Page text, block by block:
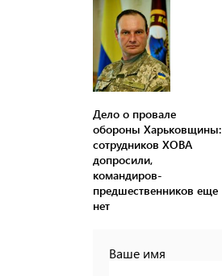
Дело о провале
обороны Харьковщины:
сотрудников ХОВА
допросили,
командиров-
предшественников еще
нет
Ваше имя